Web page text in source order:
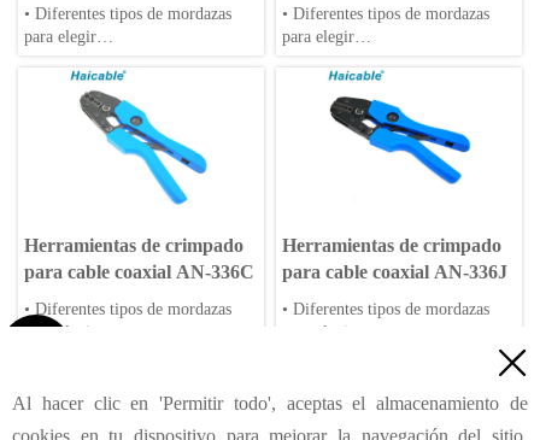
• Diferentes tipos de mordazas
para elegir
• Mangos de PP o TPR
• Diferentes tipos de mordazas
para elegir
• Mangos de PP o TPR
Herramientas de crimpado
para cable coaxial AN-336C
• Diferentes tipos de mordazas
para elegir
Herramientas de crimpado
para cable coaxial AN-336J
• Diferentes tipos de mordazas
para elegir
Siguiente

Al hacer clic en 'Permitir todo', aceptas el almacenamiento de
cookies en tu dispositivo para mejorar la navegación del sitio,